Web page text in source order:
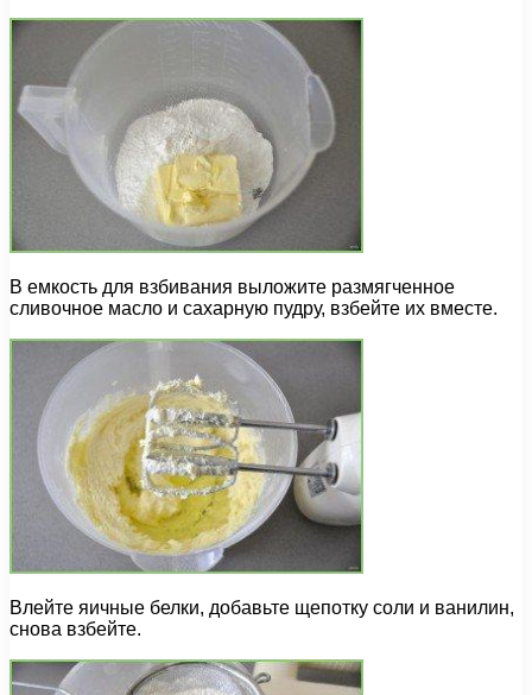
В емкость для взбивания выложите размягченное
сливочное масло и сахарную пудру, взбейте их вместе.
Влейте яичные белки, добавьте щепотку соли и ванилин,
снова взбейте.